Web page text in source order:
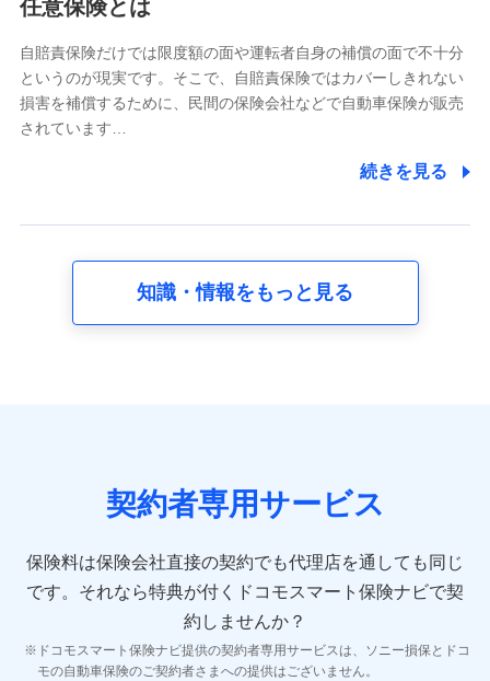
当社又は株式会社NTTドコモが提供する各種サービスな
又は株式会社NTTドコモが提供する各種サービスのご契
約状態・ご利用履歴インターネット利用時の行動に関す
る情報、アプリケーション利用時の行動に関する情報、
購入されたサービスや商品の名称・購入場所・決済に関
する情報、アンケートの回答に関する情報などが含まれ
の内容、保険料、保険料のお支払方法、車のメーカーや
走行距離などの情報、建物の構造や築年数などの情報、
険契約に関する情報。例として、保険契約者及び被保険
者の氏名、住所、生年月日、性別、保険契約者と被保険
報、建物の構造や築年数などの情報、ペットの種類や年
齢などの情報などが含まれます。
【共同して利用する者の範囲】
当社
任意保険とは
自賠責保険だけでは限度額の面や運転者自身の補償の面で不十分
というのが現実です。そこで、自賠責保険ではカバーしきれない
損害を補償するために、民間の保険会社などで自動車保険が販売
されています…
続きを見る
知識・情報をもっと見る
契約者専用サービス
保険料は保険会社直接の契約でも代理店を通しても同じ
です。 それなら特典が付くドコモスマート保険ナビで契
約しませんか？
ドコモスマート保険ナビ提供の契約者専用サービスは、ソニー損保とドコ
モの自動車保険のご契約者さまへの提供はございません。